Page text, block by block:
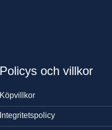
Policys och villkor
Köpvillkor
Integritetspolicy